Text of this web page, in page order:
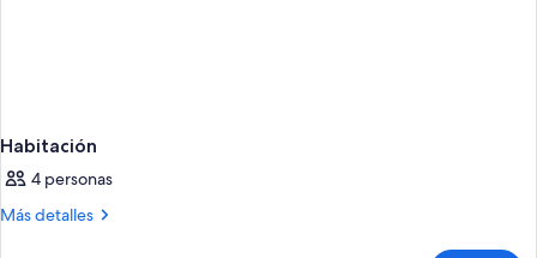
Habitación
4 personas
Más detalles
Más